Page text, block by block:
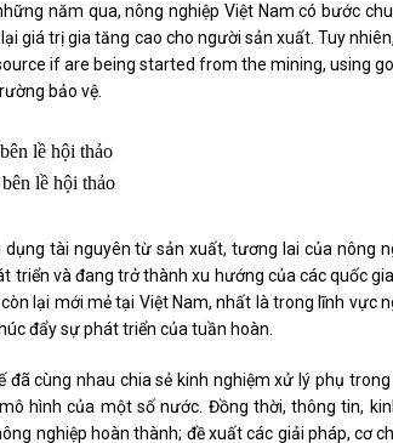
năm qua, nông nghiệp Việt Nam có bước
giá trị gia tăng cao cho người sản xuất. Tuy
if are being started from the mining, using
bảo vệ.
lề hội thảo
tài nguyên từ sản xuất, tương lai của nông
và đang trở thành xu hướng của các quốc
lại mới mẻ tại Việt Nam, nhất là trong lĩnh vực
đẩy sự phát triển của tuần hoàn.
cùng nhau chia sẻ kinh nghiệm xử lý phụ
hình của một số nước. Đồng thời, thông tin,
nghiệp hoàn thành; đề xuất các giải pháp, cơ